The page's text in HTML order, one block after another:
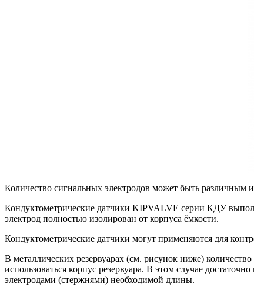
Количество сигнальных электродов может быть различным
Кондуктометрические датчики KIPVALVE серии КДУ
электрод полностью изолирован от корпуса ёмкости.
Кондуктометрические датчики могут применяются для
В металлических резервуарах (см. рисунок ниже)
использоваться корпус резервуара. В этом случае
электродами (стержнями) необходимой длины.